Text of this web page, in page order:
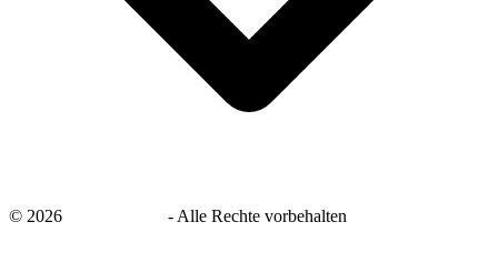
© 2026 - Alle Rechte vorbehalten